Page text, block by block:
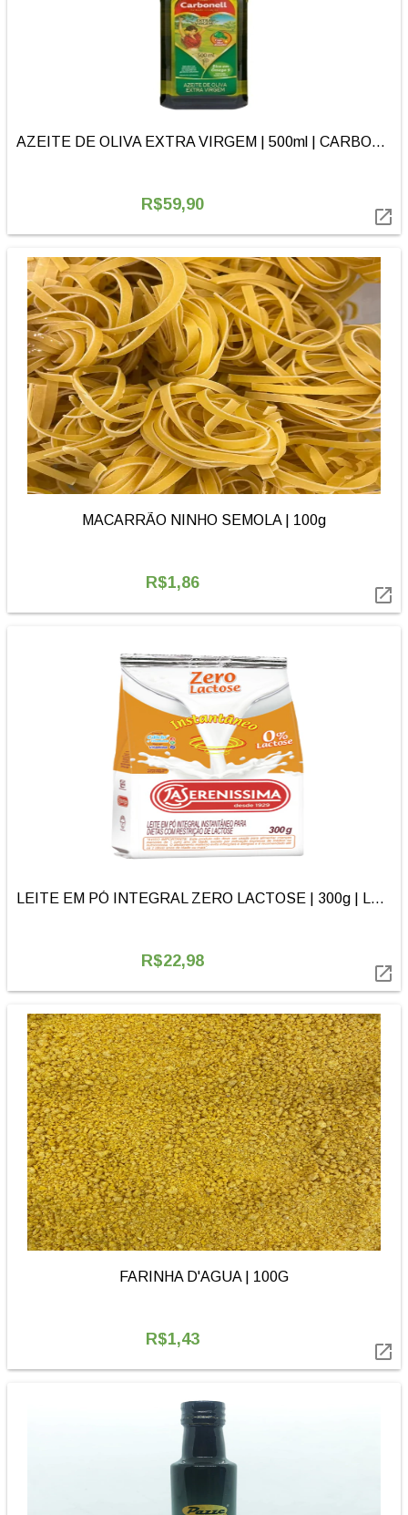
AZEITE DE OLIVA EXTRA VIRGEM | 500ml | CARBONELL
R$59,90

MACARRÃO NINHO SEMOLA | 100g
R$1,86

LEITE EM PÓ INTEGRAL ZERO LACTOSE | 300g | LA SERENISSIMA
R$22,98

FARINHA D'AGUA | 100G
R$1,43
